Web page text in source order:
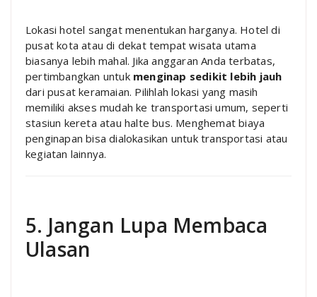
Lokasi hotel sangat menentukan harganya. Hotel di
pusat kota atau di dekat tempat wisata utama
biasanya lebih mahal. Jika anggaran Anda terbatas,
pertimbangkan untuk menginap sedikit lebih jauh
dari pusat keramaian. Pilihlah lokasi yang masih
memiliki akses mudah ke transportasi umum, seperti
stasiun kereta atau halte bus. Menghemat biaya
penginapan bisa dialokasikan untuk transportasi atau
kegiatan lainnya.
5. Jangan Lupa Membaca
Ulasan